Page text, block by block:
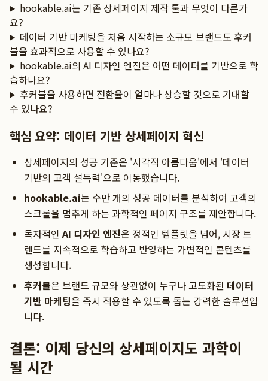
hookable.ai는 기존 상세페이지 제작 툴과 무엇이 다른가
요?
데이터 기반 마케팅을 처음 시작하는 소규모 브랜드도 후커
블을 효과적으로 사용할 수 있나요?
hookable.ai의 AI 디자인 엔진은 어떤 데이터를 기반으로 학
습하나요?
후커블을 사용하면 전환율이 얼마나 상승할 것으로 기대할
수 있나요?
핵심 요약: 데이터 기반 상세페이지 혁신
상세페이지의 성공 기준은 '시각적 아름다움'에서 '데이터
기반의 고객 설득력'으로 이동했습니다.
hookable.ai는 수만 개의 성공 데이터를 분석하여 고객의
스크롤을 멈추게 하는 과학적인 페이지 구조를 제안합니다.
독자적인AI 디자인 엔진은 정적인 템플릿을 넘어, 시장 트
렌드를 지속적으로 학습하고 반영하는 가변적인 콘텐츠를
생성합니다.
후커블은 브랜드 규모와 상관없이 누구나 고도화된 데이터
기반 마케팅을 즉시 적용할 수 있도록 돕는 강력한 솔루션입
니다.
결론: 이제 당신의 상세페이지도 과학이
될 시간